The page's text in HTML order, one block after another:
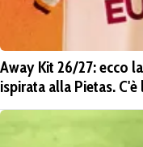
Away Kit 26/27: ecco
ispirata alla Pietas.